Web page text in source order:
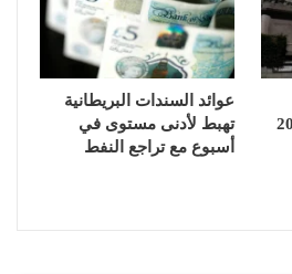
عوائد السندات البريطانية
تهبط لأدنى مستوى في
أسبوع مع تراجع النفط